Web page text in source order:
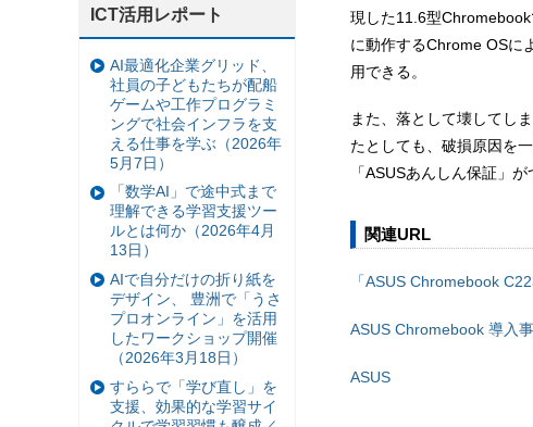
現した11.6型
に動作するChrome OSに
用できる。
また、落として壊してし
たとしても、破損原因を
「ASUSあんしん保証」が
関連URL
「ASUS Chromebook
ASUS Chromebook 導入
ASUS
ICT活用レポート
AI最適化企業グリッド、
社員の子どもたちが配船
ゲームや工作プログラミ
ングで社会インフラを支
える仕事を学ぶ（2026年
5月7日）
「数学AI」で途中式まで
理解できる学習支援ツー
ルとは何か（2026年4月
13日）
AIで自分だけの折り紙を
デザイン、 豊洲で「うさ
プロオンライン」を活用
したワークショップ開催
（2026年3月18日）
すららで「学び直し」を
支援、効果的な学習サイ